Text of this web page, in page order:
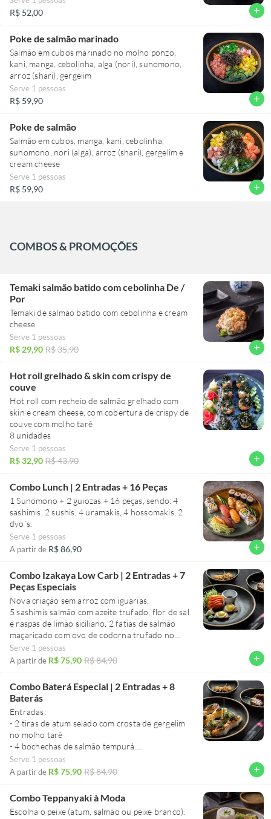
R$ 52,00 add
Poke de salmão marinado
Salmão em cubos marinado no molho ponzo,
kani, manga, cebolinha, alga (nori), sunomono,
arroz (shari), gergelim
Serve 1 pessoas
R$ 59,90 add
Poke de salmão
Salmão em cubos, manga, kani, cebolinha,
sunomono, nori (alga), arroz (shari), gergelim e
cream cheese
Serve 1 pessoas
R$ 59,90 add
COMBOS & PROMOÇÕES
Temaki salmão batido com cebolinha De /
Por
Temaki de salmão batido com cebolinha e cream
cheese
Serve 1 pessoas
R$ 29,90 R$ 35,90 add
Hot roll grelhado & skin com crispy de
couve
Hot roll com recheio de salmão grelhado com
skin e cream cheese, com cobertura de crispy de
couve com molho tarê
8 unidades
Serve 1 pessoas
R$ 32,90 R$ 43,90 add
Combo Lunch | 2 Entradas + 16 Peças
1 Sunomono + 2 guiozas + 16 peças, sendo: 4
sashimis, 2 sushis, 4 uramakis, 4 hossomakis, 2
dyo´s.
Serve 1 pessoas
A partir de R$ 86,90 add
Combo Izakaya Low Carb | 2 Entradas + 7
Peças Especiais
Nova criação sem arroz com iguarias.
5 sashimis salmão com azeite trufado, flor de sal
e raspas de limão siciliano, 2 fatias de salmão
maçaricado com ovo de codorna trufado no
molho ponzu, acompanha 4 bochechas de salmão
empanadas na panko e 2 tiras de atum selado
Serve 1 pessoas
A partir de R$ 75,90 R$ 84,90 add
Combo Baterá Especial | 2 Entradas + 8
Baterás
Entradas:
- 2 tiras de atum selado com crosta de gergelim
no molho tarê
- 4 bochechas de salmão tempurá.
8 baterás, sendo:
- 2 haddock defumado
- 2 shimeji com cream cheese.
Serve 1 pessoas
A partir de R$ 75,90 R$ 84,90 add
Combo Teppanyaki à Moda
Escolha o peixe (atum, salmão ou peixe branco).